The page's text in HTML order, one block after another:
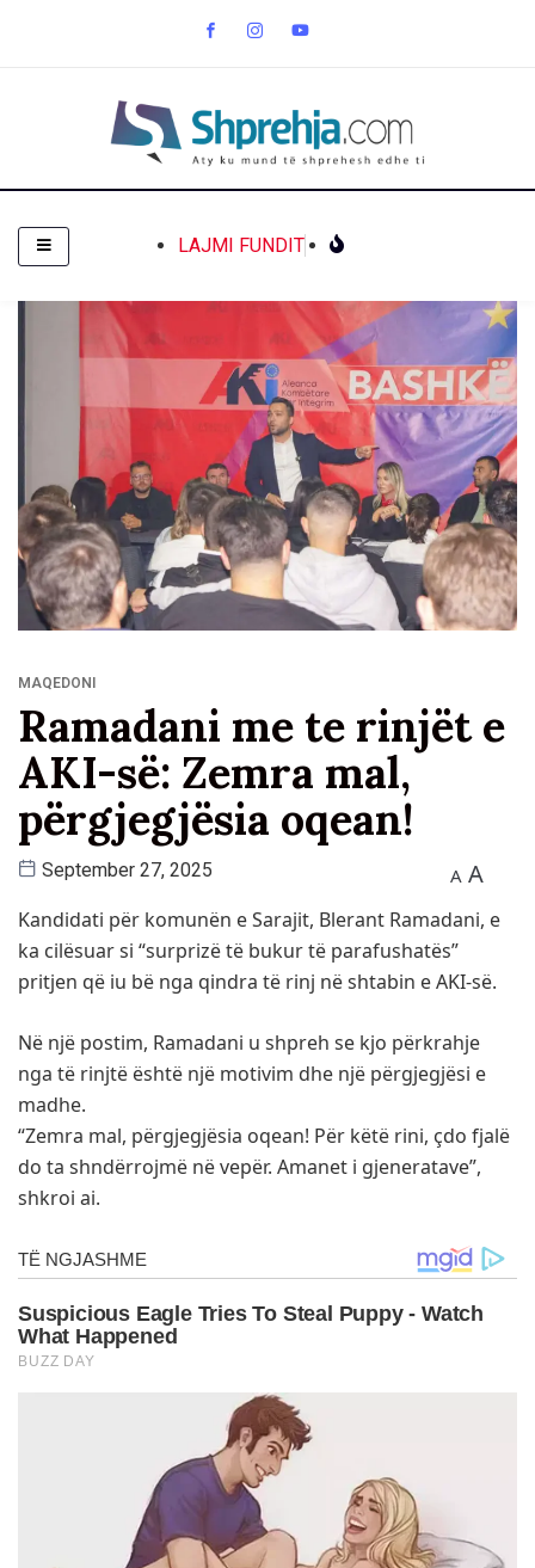
LAJMI FUNDIT
MAQEDONI
Ramadani me te rinjët e
AKI-së: Zemra mal,
përgjegjësia oqean!
September 27, 2025 A A
Kandidati për komunën e Sarajit, Blerant Ramadani, e
ka cilësuar si “surprizë të bukur të parafushatës”
pritjen që iu bë nga qindra të rinj në shtabin e AKI-së.
Në një postim, Ramadani u shpreh se kjo përkrahje
nga të rinjtë është një motivim dhe një përgjegjësi e
madhe.
“Zemra mal, përgjegjësia oqean! Për këtë rini, çdo fjalë
do ta shndërrojmë në vepër. Amanet i gjeneratave”,
shkroi ai.